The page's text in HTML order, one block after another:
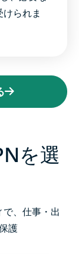
けられま
を選
、仕事・出
護